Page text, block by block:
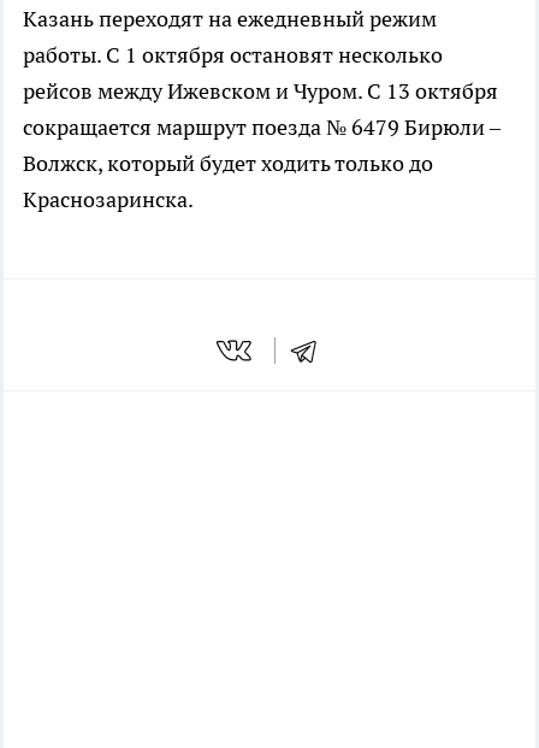
Казань переходят на ежедневный режим
работы. С 1 октября остановят несколько
рейсов между Ижевском и Чуром. С 13 октября
сокращается маршрут поезда № 6479 Бирюли –
Волжск, который будет ходить только до
Краснозаринска.